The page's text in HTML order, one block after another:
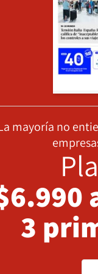
mayoría no
3